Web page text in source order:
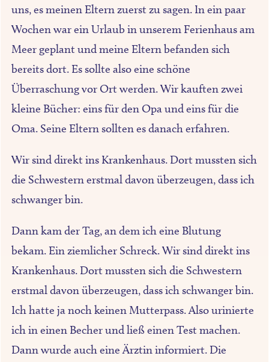
uns, es meinen Eltern zuerst zu sagen. In ein paar
Wochen war ein Urlaub in unserem Ferienhaus am
Meer geplant und meine Eltern befanden sich
bereits dort. Es sollte also eine schöne
Überraschung vor Ort werden. Wir kauften zwei
kleine Bücher: eins für den Opa und eins für die
Oma. Seine Eltern sollten es danach erfahren.
Wir sind direkt ins Krankenhaus. Dort mussten sich
die Schwestern erstmal davon überzeugen, dass ich
schwanger bin.
Dann kam der Tag, an dem ich eine Blutung
bekam. Ein ziemlicher Schreck. Wir sind direkt ins
Krankenhaus. Dort mussten sich die Schwestern
erstmal davon überzeugen, dass ich schwanger bin.
Ich hatte ja noch keinen Mutterpass. Also urinierte
ich in einen Becher und ließ einen Test machen.
Dann wurde auch eine Ärztin informiert. Die